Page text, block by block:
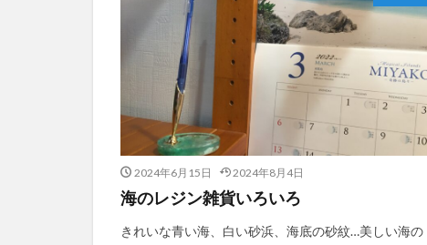
2024年6月15日 2024年8月4日
海のレジン雑貨いろいろ
きれいな青い海、白い砂浜、海底の砂紋…美しい海の